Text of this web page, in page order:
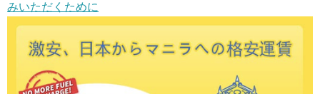
みいただくために